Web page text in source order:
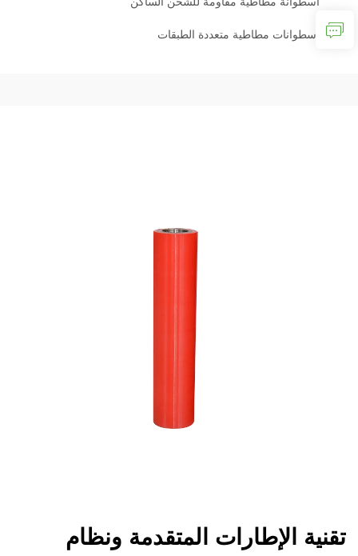
أسطوانات مطاطية متعددة الطبقات
تقنية الإطارات المتقدمة ونظام